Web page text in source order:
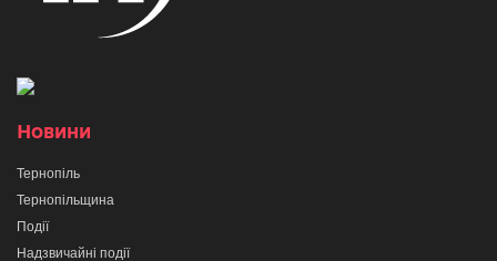
Новини
Тернопіль
Тернопільщина
Події
Надзвичайні події